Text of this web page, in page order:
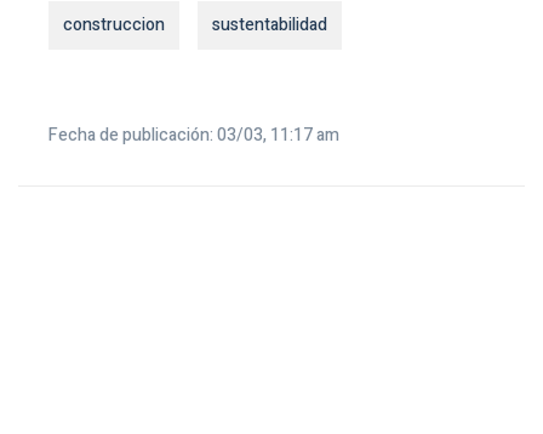
construccion sustentabilidad
Fecha de publicación: 03/03, 11:17 am